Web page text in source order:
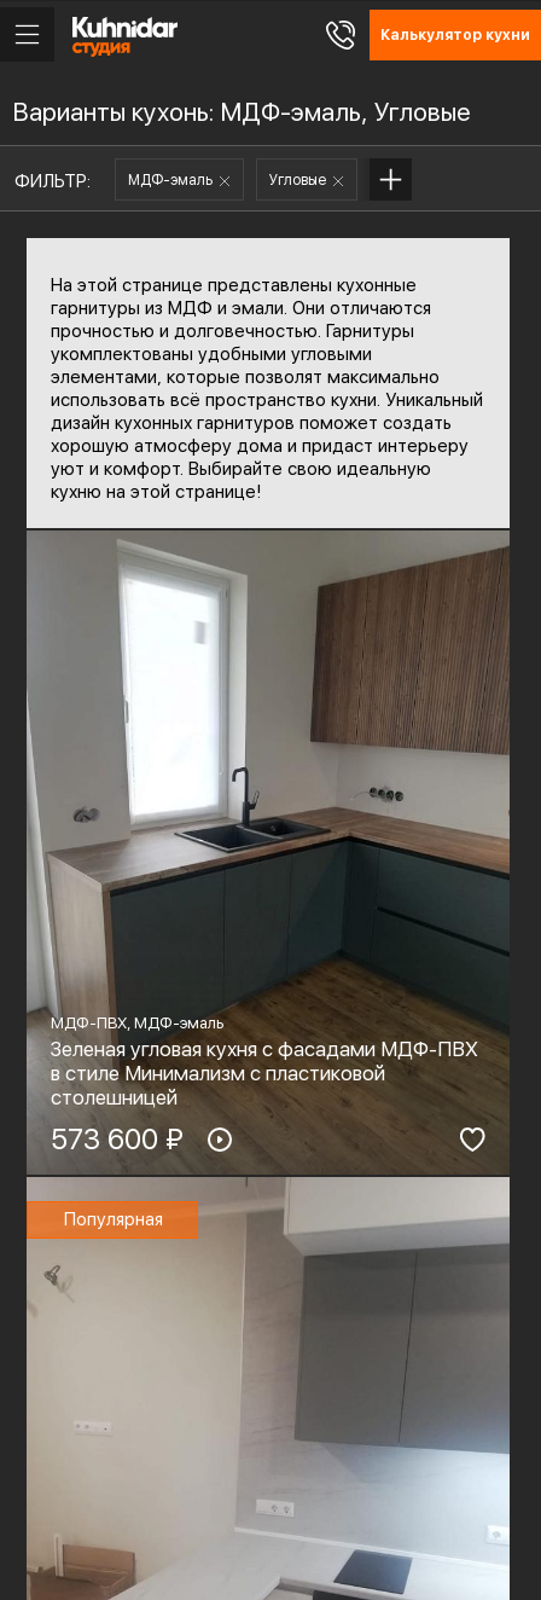
Калькулятор кухни
Варианты кухонь: МДФ-эмаль, Угловые
ФИЛЬТР: МДФ-эмаль Угловые
На этой странице представлены кухонные
гарнитуры из МДФ и эмали. Они отличаются
прочностью и долговечностью. Гарнитуры
укомплектованы удобными угловыми
элементами, которые позволят максимально
использовать всё пространство кухни. Уникальный
дизайн кухонных гарнитуров поможет создать
хорошую атмосферу дома и придаст интерьеру
уют и комфорт. Выбирайте свою идеальную
кухню на этой странице!
МДФ-ПВХ, МДФ-эмаль
Зеленая угловая кухня с фасадами МДФ-ПВХ
в стиле Минимализм с пластиковой
столешницей
573 600 ₽
Популярная